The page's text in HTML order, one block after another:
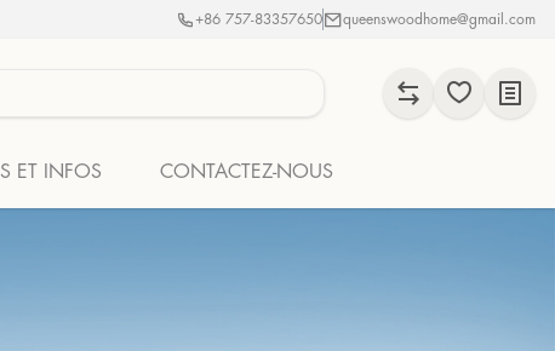
+86 757-83357650 queenswoodhome@gmail.com
ET INFOS CONTACTEZ-NOUS